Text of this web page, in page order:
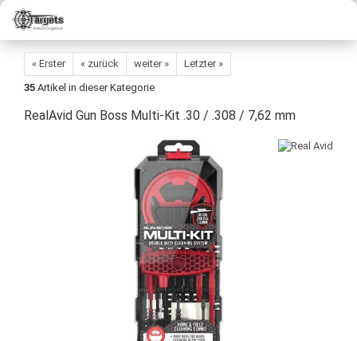
« Erster « zurück weiter »
Letzter »
35 Artikel in dieser Kategorie
RealAvid Gun Boss Multi-Kit .30 / .308 / 7,62 mm